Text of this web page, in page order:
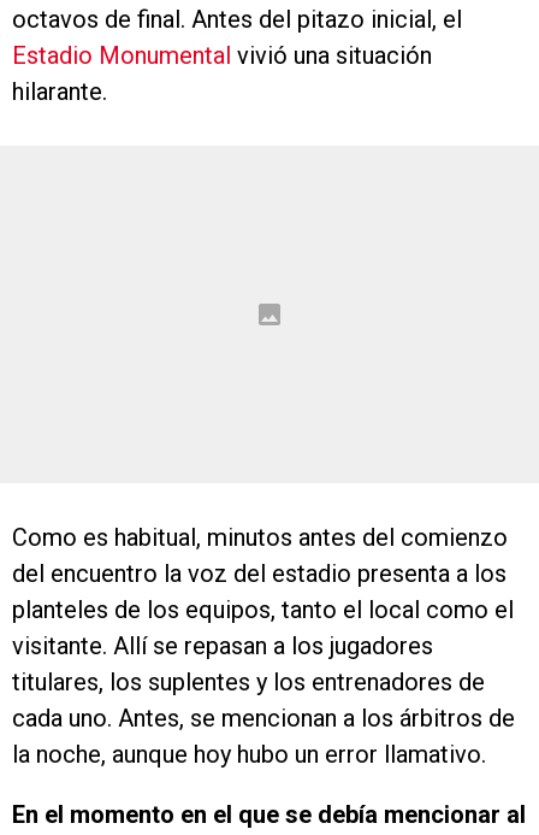
octavos de final. Antes del pitazo inicial, el
Estadio Monumental vivió una situación
hilarante.
Como es habitual, minutos antes del comienzo
del encuentro la voz del estadio presenta a los
planteles de los equipos, tanto el local como el
visitante. Allí se repasan a los jugadores
titulares, los suplentes y los entrenadores de
cada uno. Antes, se mencionan a los árbitros de
la noche, aunque hoy hubo un error llamativo.
En el momento en el que se debía mencionar al